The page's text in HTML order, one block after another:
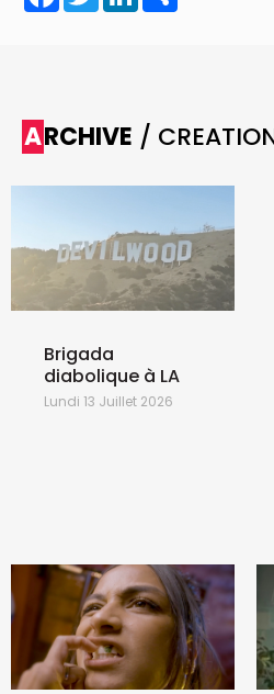
ARCHIVE /
Brigada
diabolique à LA
Lundi 13 Juillet 2026